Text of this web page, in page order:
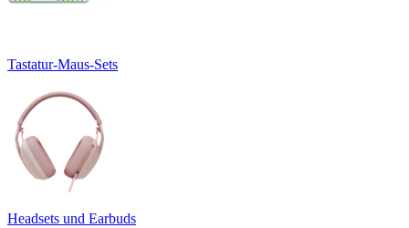
Tastatur-Maus-Sets
Headsets und Earbuds